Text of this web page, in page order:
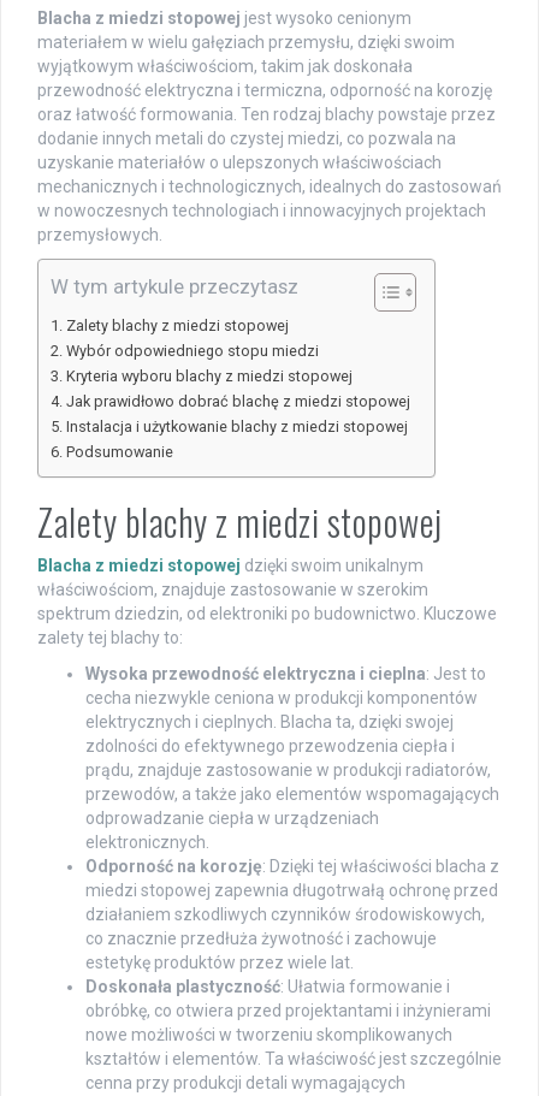
Blacha z miedzi stopowej jest wysoko cenionym
materiałem w wielu gałęziach przemysłu, dzięki swoim
wyjątkowym właściwościom, takim jak doskonała
przewodność elektryczna i termiczna, odporność na korozję
oraz łatwość formowania. Ten rodzaj blachy powstaje przez
dodanie innych metali do czystej miedzi, co pozwala na
uzyskanie materiałów o ulepszonych właściwościach
mechanicznych i technologicznych, idealnych do zastosowań
w nowoczesnych technologiach i innowacyjnych projektach
przemysłowych.
W tym artykule przeczytasz
Zalety blachy z miedzi stopowej
Wybór odpowiedniego stopu miedzi
Kryteria wyboru blachy z miedzi stopowej
Jak prawidłowo dobrać blachę z miedzi stopowej
Instalacja i użytkowanie blachy z miedzi stopowej
Podsumowanie
Zalety blachy z miedzi stopowej
Blacha z miedzi stopowej dzięki swoim unikalnym
właściwościom, znajduje zastosowanie w szerokim
spektrum dziedzin, od elektroniki po budownictwo. Kluczowe
zalety tej blachy to:
Wysoka przewodność elektryczna i cieplna: Jest to
cecha niezwykle ceniona w produkcji komponentów
elektrycznych i cieplnych. Blacha ta, dzięki swojej
zdolności do efektywnego przewodzenia ciepła i
prądu, znajduje zastosowanie w produkcji radiatorów,
przewodów, a także jako elementów wspomagających
odprowadzanie ciepła w urządzeniach
elektronicznych.
Odporność na korozję: Dzięki tej właściwości blacha z
miedzi stopowej zapewnia długotrwałą ochronę przed
działaniem szkodliwych czynników środowiskowych,
co znacznie przedłuża żywotność i zachowuje
estetykę produktów przez wiele lat.
Doskonała plastyczność: Ułatwia formowanie i
obróbkę, co otwiera przed projektantami i inżynierami
nowe możliwości w tworzeniu skomplikowanych
kształtów i elementów. Ta właściwość jest szczególnie
cenna przy produkcji detali wymagających